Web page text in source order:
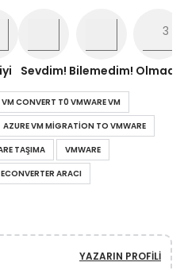
Sevdim! Bilemedim! Olmadı!
VM CONVERT T0 VMWARE VM
AZURE VM MIGRATION TO VMWARE
TAŞIMA
VMWARE
ARACI
YAZARIN PROFILI